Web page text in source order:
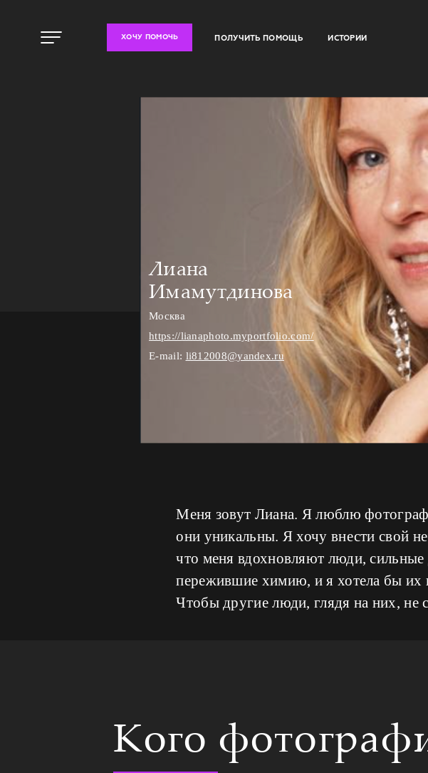
ХОЧУ ПОМОЧЬ ПОЛУЧИТЬ ПОМОЩЬ ИСТОРИИ
Лиана
Имамутдинова
Москва
https://lianaphoto.myportfolio.com/
E-mail: li812008@yandex.ru
Меня зовут Лиана. Я люблю
они уникальны. Я хочу внести свой
что меня вдохновляют люди,
пережившие химию, и я хотела бы их
Чтобы другие люди, глядя на них, не
Кого